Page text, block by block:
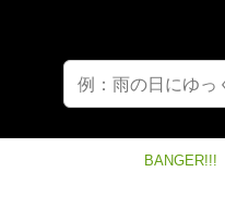
BANGER!!!